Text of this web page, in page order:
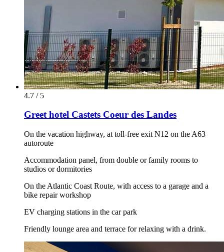
4.7 / 5
Greet hotel Castets Coeur des Landes
On the vacation highway, at toll-free exit N12 on the A63
autoroute
Accommodation panel, from double or family rooms to
studios or dormitories
On the Atlantic Coast Route, with access to a garage and a
bike repair workshop
EV charging stations in the car park
Friendly lounge area and terrace for relaxing with a drink.